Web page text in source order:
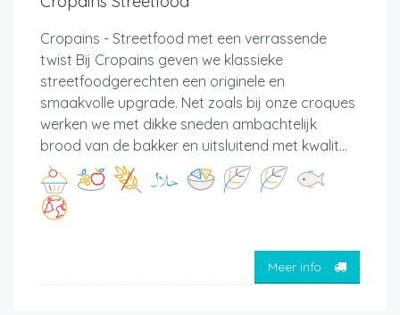
Cropains - Streetfood met een verrassende
twist Bij Cropains geven we klassieke
streetfoodgerechten een originele en
smaakvolle upgrade. Net zoals bij onze croques
werken we met dikke sneden ambachtelijk
brood van de bakker en uitsluitend met kwalit...
Meer info